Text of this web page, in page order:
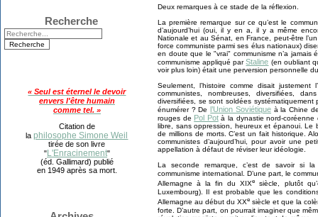
Recherche
« Seul est éternel le devoir
envers l'être humain
comme tel. »
Citation de
laphilosophe Simone Weil
tirée de son livre
"L'Enracinement"
(éd. Gallimard) publié
en 1949 après sa mort.
Deux remarques à ce stade de la réflexion.
La première remarque sur ce qu’est le
d’aujourd’hui (oui, il y en a, il y a même
Nationale et au Sénat, en France, peut-être
force communiste parmi ses élus nationaux)
en doute que le "vrai" communisme n’a jamais
communisme appliqué parStaline (en oubliant
voir plus loin) était une perversion personnelle
Seulement, l’histoire comme disait
communistes, nombreuses, diversifiées,
diversifiées, se sont soldées
énumérer ? De
l’Union Soviétique à la Chine
rouges de Pol Potà la dynastie nord-coréenne
libre, sans oppression, heureux et épanoui.
de millions de morts. C’est un fait historique.
communistes d’aujourd’hui, pour avoir une
appellation à défaut de réviser leur idéologie.
La seconde remarque, c’est de savoir si
communisme international. D’une part, le
Allemagne à la fin du XIXe siècle, plutôt
Luxembourg). Il est probable que les
Allemagne au début du XXe siècle et que la
forte. D’autre part, on pourrait imaginer que